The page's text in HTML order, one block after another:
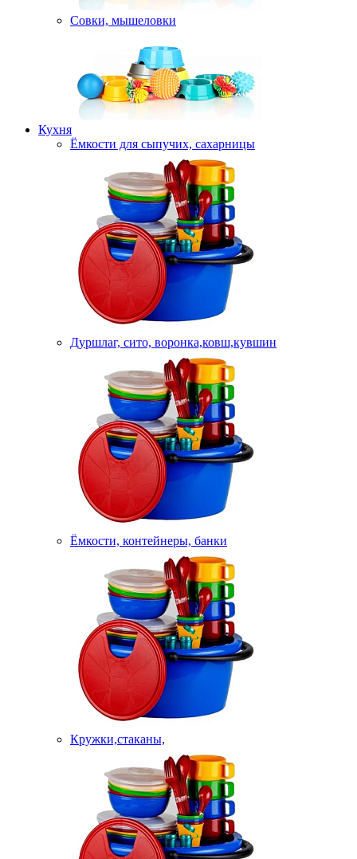
Совки, мышеловки
Кухня
Ёмкости для сыпучих, сахарницы
Дуршлаг, сито, воронка,ковш,кувшин
Ёмкости, контейнеры, банки
Кружки,стаканы,